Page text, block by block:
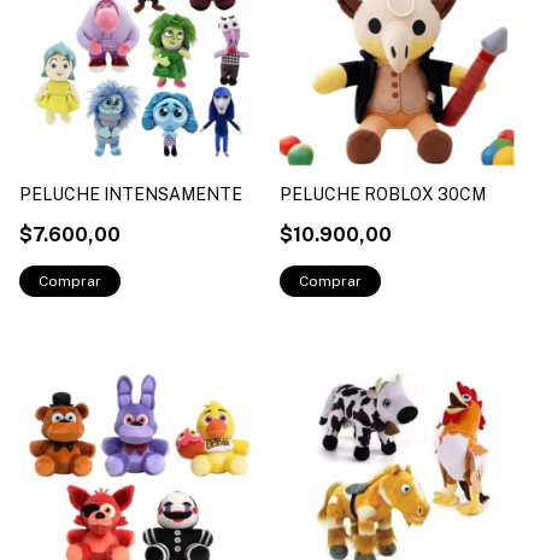
PELUCHE INTENSAMENTE
$7.600,00
PELUCHE ROBLOX 30CM
$10.900,00